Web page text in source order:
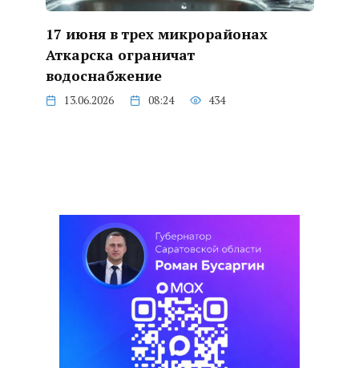
17 июня в трех микрорайонах
Аткарска ограничат
водоснабжение
13.06.2026 08:24 434